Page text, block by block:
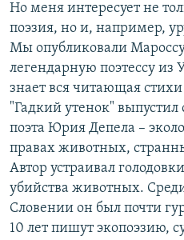
Но меня интересует не
поэзия, но и, например,
Мы опубликовали
легендарную поэтессу из
знает вся читающая
"Гадкий утенок" выпустил
поэта Юрия Депела –
правах животных,
Автор устраивал
убийства животных.
Словении он был почти
10 лет пишут экопоэзию,